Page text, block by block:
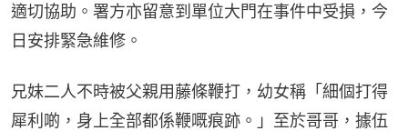
適切協助。署方亦留意到單位大門在事件中受損，今
日安排緊急維修。
兄妹二人不時被父親用藤條鞭打，幼女稱「細個打得
犀利啲，身上全部都係鞭嘅痕跡。」至於哥哥，據伍